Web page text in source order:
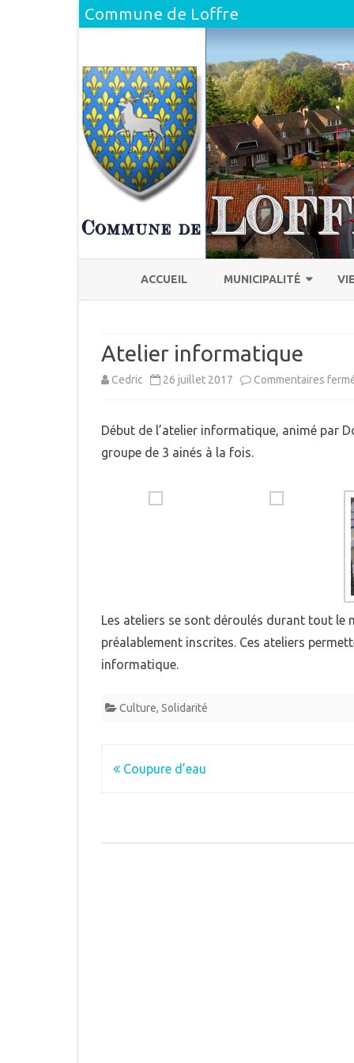
Commune de Loffre
ACCUEIL MUNICIPALITÉ
COMPTE RENDU DU
MUNICIPAL
DÉMARCHES
Atelier informatique
Cedric 26 juillet 2017 Commentaires
Début de l’atelier informatique, animé par
groupe de 3 ainés à la fois.
Les ateliers se sont déroulés durant tout le
préalablement inscrites. Ces ateliers
informatique.
Culture, Solidarité
Navigation
Coupure d’eau